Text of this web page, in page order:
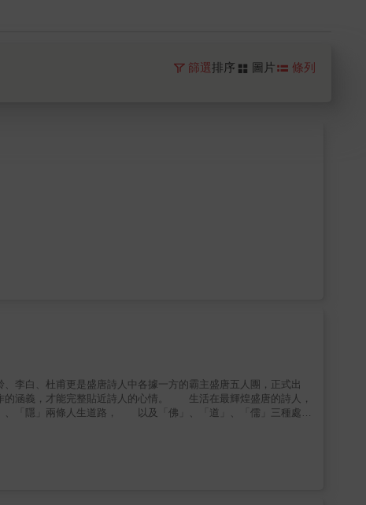
篩選排序 圖片 條列
李白、杜甫更是盛唐詩人中各據一方的霸主盛唐五人團，正式出
義，才能完整貼近詩人的心情。 生活在最輝煌盛唐的詩人，
「隱」兩條人生道路， 以及「佛」、「道」、「儒」三種處世
部分的時間都處於「若有似無」的狀態，不寫詩、不浪遊、沒
【道】李白──飛揚跋扈的謫仙人 「莫使金樽空對月」是日